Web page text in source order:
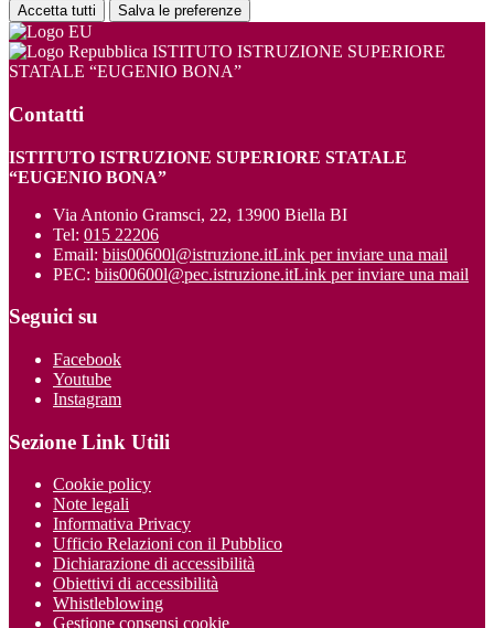
Accetta tutti Salva le preferenze
ISTITUTO ISTRUZIONE SUPERIORE
STATALE “EUGENIO BONA”
Contatti
ISTITUTO ISTRUZIONE SUPERIORE STATALE
“EUGENIO BONA”
Via Antonio Gramsci, 22, 13900 Biella BI
Tel: 015 22206
Email: biis00600l@istruzione.itLink per inviare una mail
PEC: biis00600l@pec.istruzione.itLink per inviare una mail
Seguici su
Facebook
Youtube
Instagram
Sezione Link Utili
Cookie policy
Note legali
Informativa Privacy
Ufficio Relazioni con il Pubblico
Dichiarazione di accessibilità
Obiettivi di accessibilità
Whistleblowing
Gestione consensi cookie